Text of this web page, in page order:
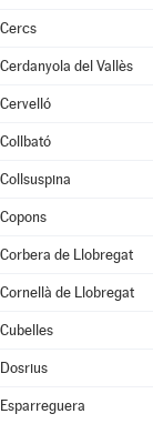
Cercs
Cerdanyola del Vallès
Cervelló
Collbató
Collsuspina
Copons
Corbera de Llobregat
Cornellà de Llobregat
Cubelles
Dosrius
Esparreguera